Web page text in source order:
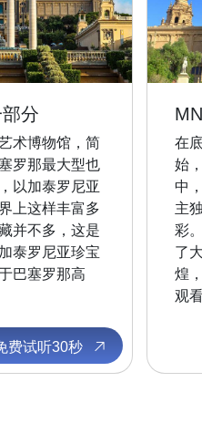
分
术博物馆，简
罗那最大型也
以加泰罗尼亚
上这样丰富多
并不多，这是
泰罗尼亚珍宝
巴塞罗那高
费试听30秒
在
始
中
主
彩
了
煌
观